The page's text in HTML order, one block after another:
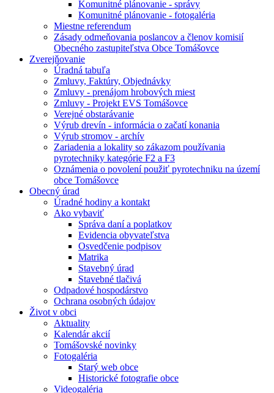
Komunitné plánovanie - správy
Komunitné plánovanie - fotogaléria
Miestne referendum
Zásady odmeňovania poslancov a členov komisií
Obecného zastupiteľstva Obce Tomášovce
Zverejňovanie
Úradná tabuľa
Zmluvy, Faktúry, Objednávky
Zmluvy - prenájom hrobových miest
Zmluvy - Projekt EVS Tomášovce
Verejné obstarávanie
Výrub drevín - informácia o začatí konania
Výrub stromov - archív
Zariadenia a lokality so zákazom používania
pyrotechniky kategórie F2 a F3
Oznámenia o povolení použiť pyrotechniku na území
obce Tomášovce
Obecný úrad
Úradné hodiny a kontakt
Ako vybaviť
Správa daní a poplatkov
Evidencia obyvateľstva
Osvedčenie podpisov
Matrika
Stavebný úrad
Stavebné tlačivá
Odpadové hospodárstvo
Ochrana osobných údajov
Život v obci
Aktuality
Kalendár akcií
Tomášovské novinky
Fotogaléria
Starý web obce
Historické fotografie obce
Videogaléria